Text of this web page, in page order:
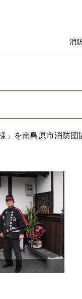
消
南島原市消防団